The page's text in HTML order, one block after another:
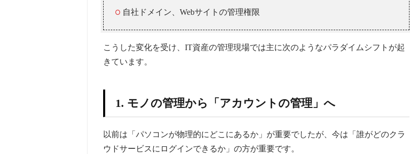
自社ドメイン、Webサイトの管理権限
こうした変化を受け、IT資産の管理現場では主に次のようなパラダイムシフトが起
きています。
1. モノの管理から「アカウントの管理」へ
以前は「パソコンが物理的にどこにあるか」が重要でしたが、今は「誰がどのクラ
ウドサービスにログインできるか」の方が重要です。